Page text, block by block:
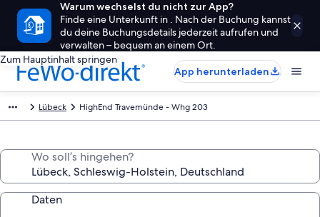
Warum wechselst du nicht zur App?
Finde eine Unterkunft in . Nach der Buchung kannst
du deine Buchungsdetails jederzeit aufrufen und
verwalten – bequem an einem Ort.
Zum Hauptinhalt springen
App herunterladen
Lübeck HighEnd Travemünde - Whg 203
Wo soll’s hingehen?
Daten